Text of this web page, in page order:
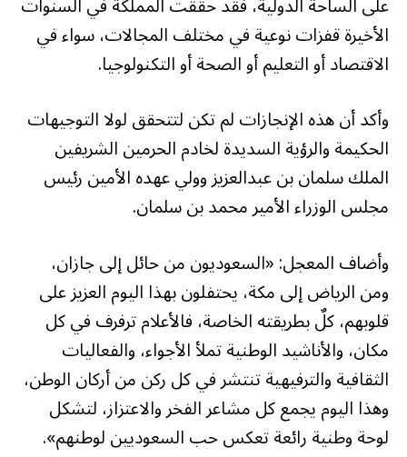
الأخيرة قفزات نوعية في مختلف المجالات، سواء في
الاقتصاد أو التعليم أو الصحة أو التكنولوجيا.
وأكد أن هذه الإنجازات لم تكن لتتحقق لولا التوجيهات
الحكيمة والرؤية السديدة لخادم الحرمين الشريفين
الملك سلمان بن عبدالعزيز وولي عهده الأمين رئيس
مجلس الوزراء الأمير محمد بن سلمان.
وأضاف المعجل: «السعوديون من حائل إلى جازان،
ومن الرياض إلى مكة، يحتفلون بهذا اليوم العزيز على
قلوبهم، كلٌ بطريقته الخاصة، فالأعلام ترفرف في كل
مكان، والأناشيد الوطنية تملأ الأجواء، والفعاليات
الثقافية والترفيهية تنتشر في كل ركن من أركان الوطن،
وهذا اليوم يجمع كل مشاعر الفخر والاعتزاز، لتشكل
لوحة وطنية رائعة تعكس حب السعوديين لوطنهم».